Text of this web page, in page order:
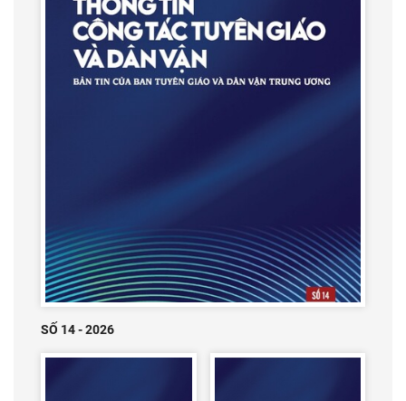
SỐ 14 - 2026